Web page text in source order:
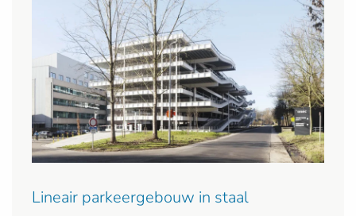
Lineair parkeergebouw in staal